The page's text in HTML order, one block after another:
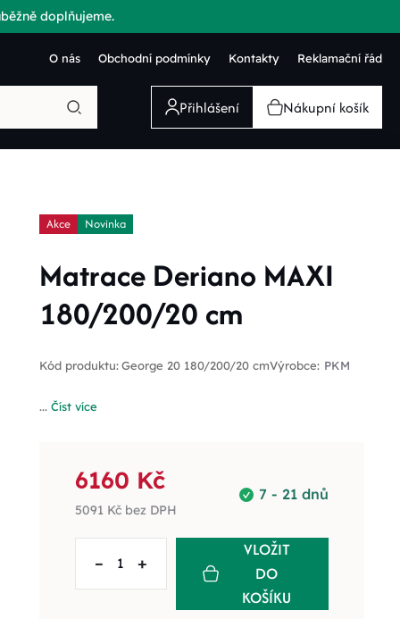
doplňujeme.
O nás Obchodní podmínky Kontakty Reklamační řád
Přihlášení Nákupní košík
Akce Novinka
Matrace Deriano MAXI
180/200/20 cm
Kód produktu:George 20 180/200/20 cmVýrobce: PKM
... Číst více
7 - 21 dnů
6160 Kč
5091 Kčbez DPH
– +
VLOŽIT
DO
KOŠÍKU